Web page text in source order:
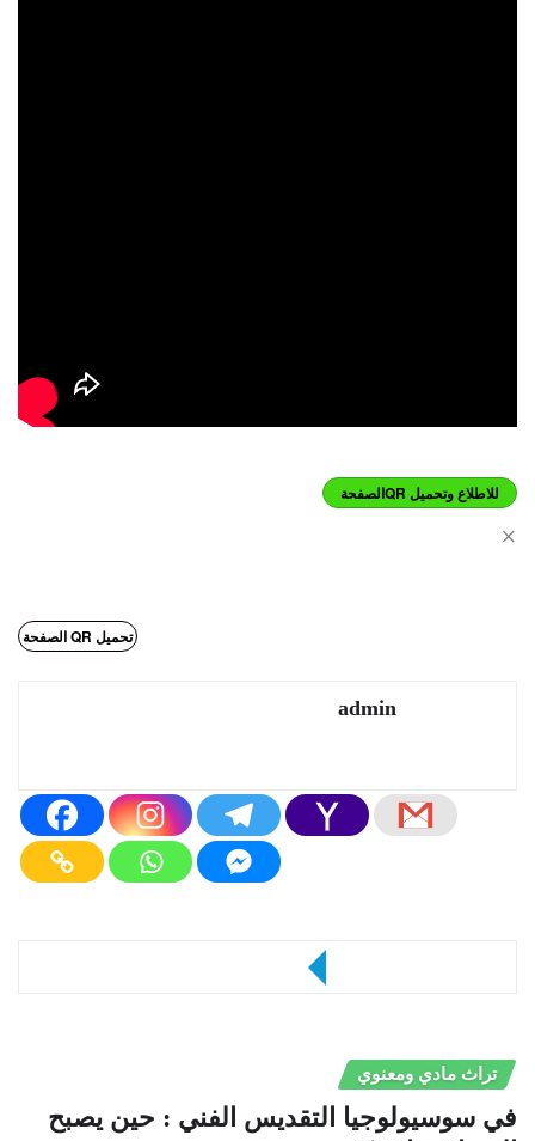
للاطلاع وتحميل QRالصفحة
×
تحميل QR الصفحة
admin
تراث مادي ومعنوي
في سوسيولوجيا التقديس الفني : حين يصبح